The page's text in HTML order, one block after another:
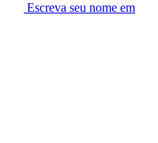
Escreva seu nome em